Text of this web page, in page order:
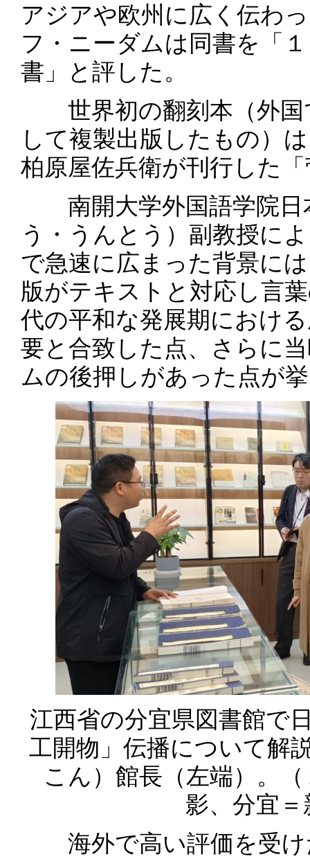
アジアや欧州に広く伝わ
フ・ニーダムは同書を「
書」と評した。
世界初の翻刻本（外国
して複製出版したもの）
柏原屋佐兵衛が刊行した
南開大学外国語学院日
う・うんとう）副教授に
で急速に広まった背景に
版がテキストと対応し言
代の平和な発展期におけ
要と合致した点、さらに
ムの後押しがあった点が
江西省の分宜県図書館で
工開物」伝播について解
こん）館長（左端）。
影、分宜
海外で高い評価を受け